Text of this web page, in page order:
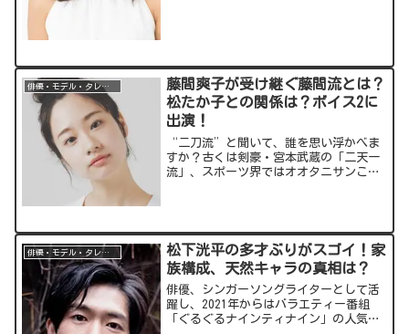
俳優・モデル・タレント
藤間爽子が受け継ぐ藤間流とは？
松たか子との関係は？ボイス2に
出演！
“二刀流”と聞いて、誰を思い浮かべま
すか？古くは剣豪・宮本武蔵の「二天一
流」、スポーツ界ではオオタニサンこと
ん。日本の伝統芸能を伝...
俳優・モデル・タレント
松下洸平の多才ぶりがスゴイ！家
族構成、天然キャラの真相は？
俳優、シンガーソングライターとして活
躍し、2021年からはバラエティー番組
「ぐるぐるナインティナイン」の人気コ